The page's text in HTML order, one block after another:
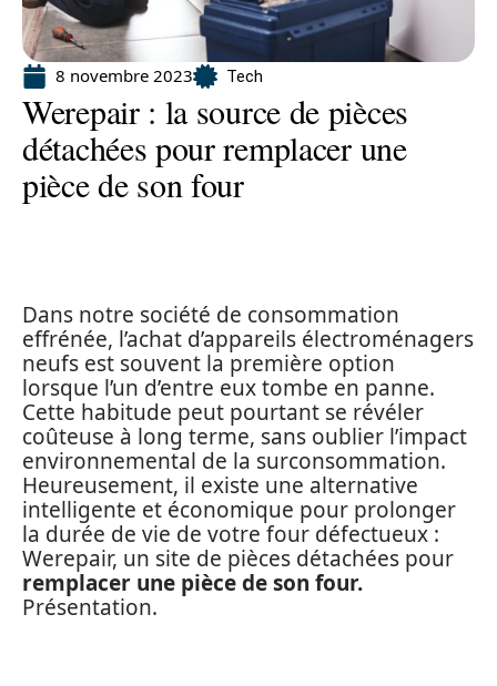
8 novembre 2023 Tech
Werepair : la source de pièces
détachées pour remplacer une
pièce de son four
Dans notre société de consommation
effrénée, l’achat d’appareils électroménagers
neufs est souvent la première option
lorsque l’un d’entre eux tombe en panne.
Cette habitude peut pourtant se révéler
coûteuse à long terme, sans oublier l’impact
environnemental de la surconsommation.
Heureusement, il existe une alternative
intelligente et économique pour prolonger
la durée de vie de votre four défectueux :
Werepair, un site de pièces détachées pour
remplacer une pièce de son four.
Présentation.